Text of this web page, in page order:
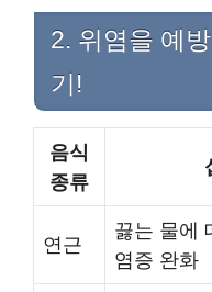
2. 위염을 예
기!
음식
종류
연근
끓는 물에
염증 완화